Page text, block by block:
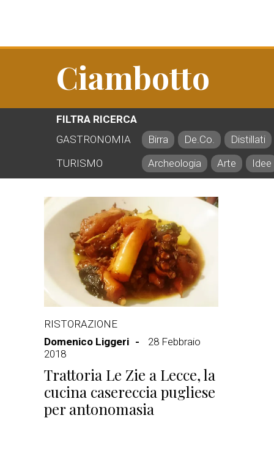
Ciambotto
FILTRA RICERCA
GASTRONOMIA
Birra De.Co.
Distillati
TURISMO
Archeologia Arte Idee
RISTORAZIONE
Domenico Liggeri
28 Febbraio
2018
Trattoria Le Zie a Lecce, la
cucina casereccia pugliese
per antonomasia